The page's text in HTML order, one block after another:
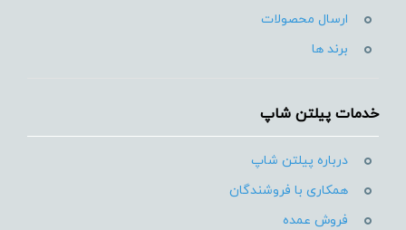
ارسال محصولات
برند ها
خدمات پیلتن شاپ
درباره پیلتن شاپ
همکاری با فروشندگان
فروش عمده